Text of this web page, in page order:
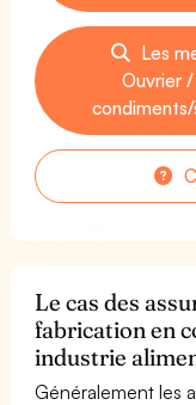
Les
Ouvrier
Le cas des
fabrication en
industrie
Généralement les